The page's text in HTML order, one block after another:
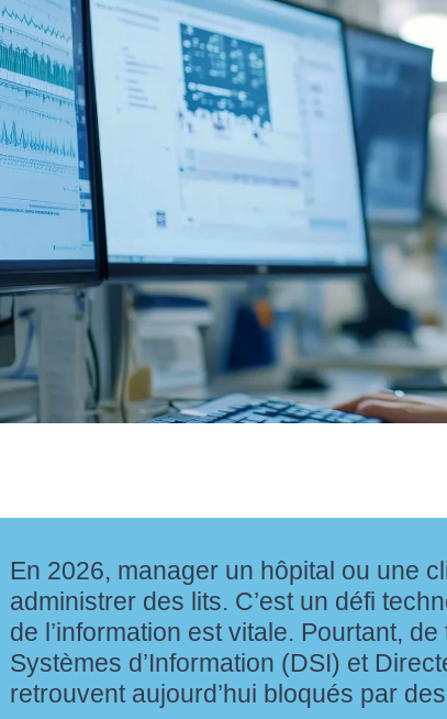
En 2026, manager un hôpital ou une
administrer des lits. C’est un défi
de l’information est vitale. Pourtant,
Systèmes d’Information (DSI) et
retrouvent aujourd’hui bloqués par